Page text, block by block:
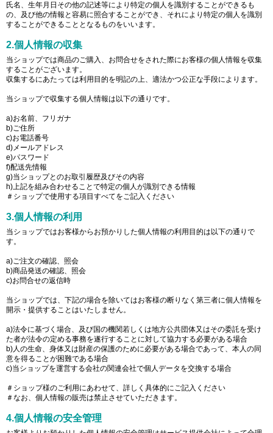
氏名、生年月日その他の記述等により特定の個人を識別することができるも
の、及び他の情報と容易に照合することができ、それにより特定の個人を識別
することができることとなるものをいいます。
2.個人情報の収集
当ショップでは商品のご購入、お問合せをされた際にお客様の個人情報を収集
することがございます。
収集するにあたっては利用目的を明記の上、適法かつ公正な手段によります。
当ショップで収集する個人情報は以下の通りです。
a)お名前、フリガナ
b)ご住所
c)お電話番号
d)メールアドレス
e)パスワード
f)配送先情報
g)当ショップとのお取引履歴及びその内容
h)上記を組み合わせることで特定の個人が識別できる情報
＃ショップで使用する項目すべてをご記入ください
3.個人情報の利用
当ショップではお客様からお預かりした個人情報の利用目的は以下の通りで
す。
a)ご注文の確認、照会
b)商品発送の確認、照会
c)お問合せの返信時
当ショップでは、下記の場合を除いてはお客様の断りなく第三者に個人情報を
開示・提供することはいたしません。
a)法令に基づく場合、及び国の機関若しくは地方公共団体又はその委託を受け
た者が法令の定める事務を遂行することに対して協力する必要がある場合
b)人の生命、身体又は財産の保護のために必要がある場合であって、本人の同
意を得ることが困難である場合
c)当ショップを運営する会社の関連会社で個人データを交換する場合
＃ショップ様のご利用にあわせて、詳しく具体的にご記入ください
＃なお、個人情報の販売は禁止させていただきます。
4.個人情報の安全管理